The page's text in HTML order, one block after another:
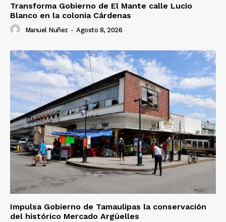
Transforma Gobierno de El Mante calle Lucio
Blanco en la colonia Cárdenas
Manuel Nuñez - Agosto 8, 2026
Impulsa Gobierno de Tamaulipas la conservación
del histórico Mercado Argüelles